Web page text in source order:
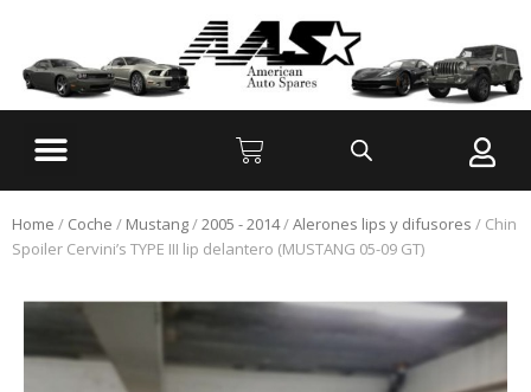
Home / Coche / Mustang/2005 - 2014/Alerones lips y difusores / Chin
Spoiler Cervini’s TYPE III lip delantero (MUSTANG 05-09 GT)